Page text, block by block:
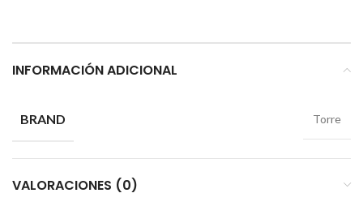
INFORMACIÓN ADICIONAL
BRAND Torre
VALORACIONES (0)